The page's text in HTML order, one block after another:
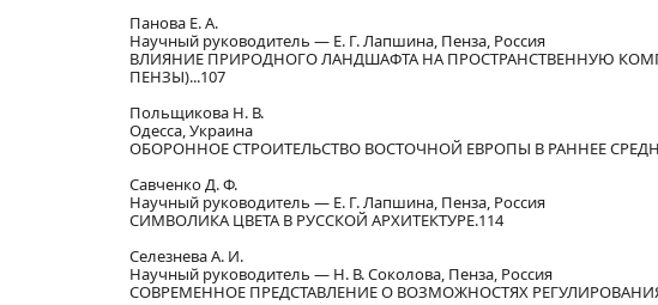
Панова Е. А.
Научный руководитель — Е. Г. Лапшина, Пенза, Россия
ВЛИЯНИЕ ПРИРОДНОГО ЛАНДШАФТА НА ПРОСТРАНСТВЕННУЮ
ПЕНЗЫ)...107
Польщикова Н. В.
Одесса, Украина
ОБОРОННОЕ СТРОИТЕЛЬСТВО ВОСТОЧНОЙ ЕВРОПЫ В РАННЕЕ
Савченко Д. Ф.
Научный руководитель — Е. Г. Лапшина, Пенза, Россия
СИМВОЛИКА ЦВЕТА В РУССКОЙ АРХИТЕКТУРЕ.114
Селезнева А. И.
Научный руководитель — Н. В. Соколова, Пенза, Россия
СОВРЕМЕННОЕ ПРЕДСТАВЛЕНИЕ О ВОЗМОЖНОСТЯХ